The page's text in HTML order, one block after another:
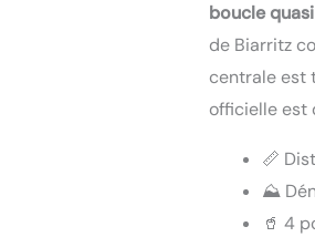
boucle
de Biarritz
centrale est
officielle est
📏
⛰️
🥤 4